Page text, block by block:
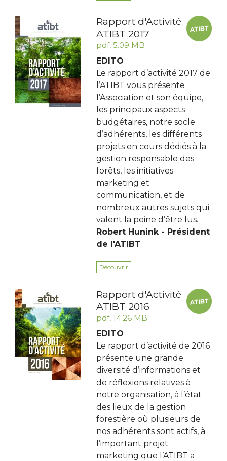
Rapport d'Activité
ATIBT 2017
pdf, 5.09 MB
EDITO
Le rapport d’activité 2017 de
l’ATIBT vous présente
l’Association et son équipe,
les principaux aspects
budgétaires, notre socle
d’adhérents, les différents
projets en cours dédiés à la
gestion responsable des
forêts, les initiatives
marketing et
communication, et de
nombreux autres sujets qui
valent la peine d’être lus.
Robert Hunink - Président
de l'ATIBT
Découvrir
Rapport d'Activité
ATIBT 2016
pdf, 14.26 MB
EDITO
Le rapport d’activité de 2016
présente une grande
diversité d’informations et
de réflexions relatives à
notre organisation, à l’état
des lieux de la gestion
forestière où plusieurs de
nos adhérents sont actifs, à
l’important projet
marketing que l’ATIBT a